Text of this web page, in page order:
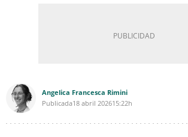
Angelica Francesca Rimini
Publicada18 abril 202615:22h